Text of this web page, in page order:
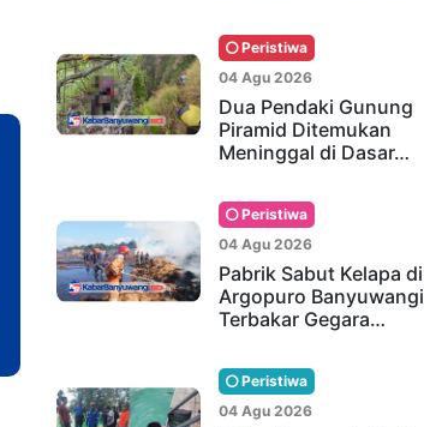
Peristiwa
04 Agu 2026
Dua Pendaki Gunung
Piramid Ditemukan
Meninggal di Dasar…
Peristiwa
04 Agu 2026
Pabrik Sabut Kelapa di
Argopuro Banyuwangi
Terbakar Gegara…
Peristiwa
04 Agu 2026